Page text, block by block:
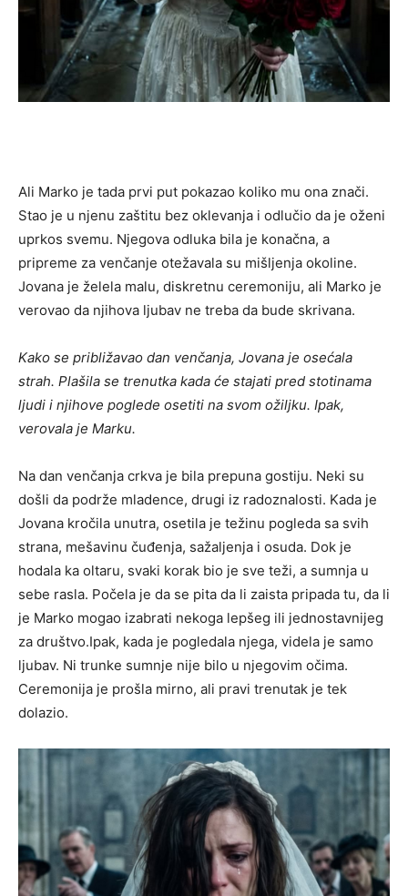
Ali Marko je tada prvi put pokazao koliko mu ona znači.
Stao je u njenu zaštitu bez oklevanja i odlučio da je oženi
uprkos svemu. Njegova odluka bila je konačna, a
pripreme za venčanje otežavala su mišljenja okoline.
Jovana je želela malu, diskretnu ceremoniju, ali Marko je
verovao da njihova ljubav ne treba da bude skrivana.
Kako se približavao dan venčanja, Jovana je osećala
strah. Plašila se trenutka kada će stajati pred stotinama
ljudi i njihove poglede osetiti na svom ožiljku. Ipak,
verovala je Marku.
Na dan venčanja crkva je bila prepuna gostiju. Neki su
došli da podrže mladence, drugi iz radoznalosti. Kada je
Jovana kročila unutra, osetila je težinu pogleda sa svih
strana, mešavinu čuđenja, sažaljenja i osuda. Dok je
hodala ka oltaru, svaki korak bio je sve teži, a sumnja u
sebe rasla. Počela je da se pita da li zaista pripada tu, da li
je Marko mogao izabrati nekoga lepšeg ili jednostavnijeg
za društvo.Ipak, kada je pogledala njega, videla je samo
ljubav. Ni trunke sumnje nije bilo u njegovim očima.
Ceremonija je prošla mirno, ali pravi trenutak je tek
dolazio.